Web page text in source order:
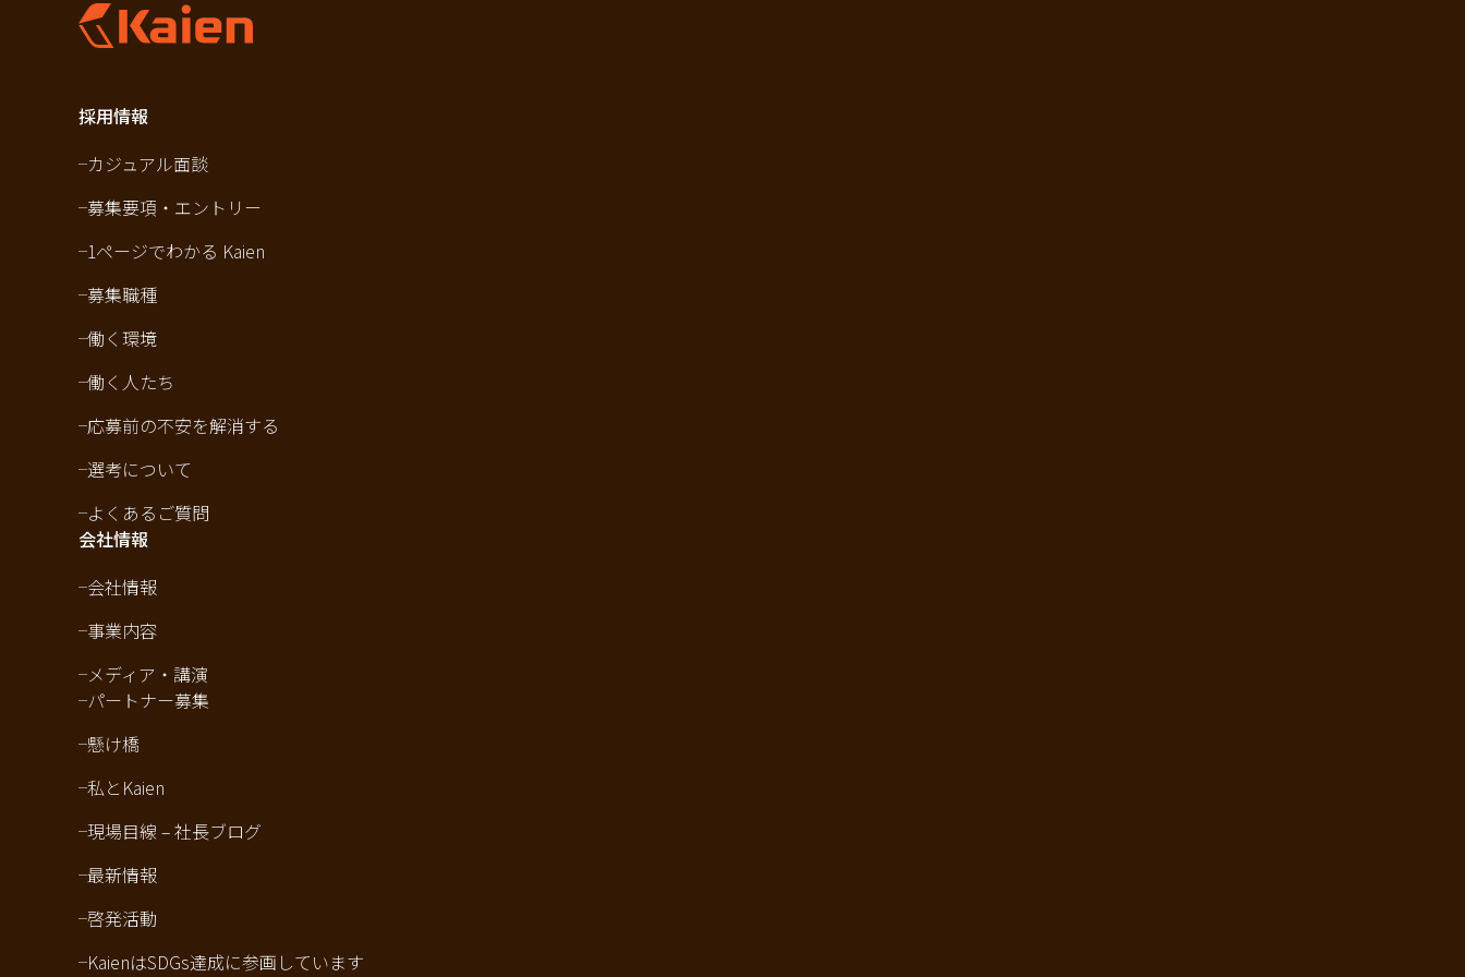
採用情報
カジュアル面談
募集要項・エントリー
1ページでわかる Kaien
募集職種
働く環境
働く人たち
応募前の不安を解消する
選考について
よくあるご質問
会社情報
会社情報
事業内容
メディア・講演
パートナー募集
懸け橋
私とKaien
現場目線 – 社長ブログ
最新情報
啓発活動
KaienはSDGs達成に参画しています